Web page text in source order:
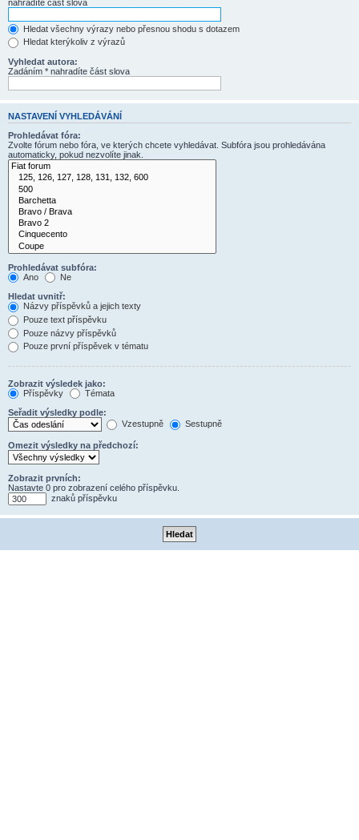
nahradíte část slova
Hledat všechny výrazy nebo přesnou shodu s dotazem
Hledat kterýkoliv z výrazů
Vyhledat autora:
Zadáním * nahradíte část slova
NASTAVENÍ VYHLEDÁVÁNÍ
Prohledávat fóra:
Zvolte fórum nebo fóra, ve kterých chcete vyhledávat. Subfóra jsou prohledávána
automaticky, pokud nezvolíte jinak.
Prohledávat subfóra:
Ano
Ne
Hledat uvnitř:
Názvy příspěvků a jejich texty
Pouze text příspěvku
Pouze názvy příspěvků
Pouze první příspěvek v tématu
Zobrazit výsledek jako:
Příspěvky
Témata
Seřadit výsledky podle:
Vzestupně
Sestupně
Omezit výsledky na předchozí:
Zobrazit prvních:
Nastavte 0 pro zobrazení celého příspěvku.
znaků příspěvku